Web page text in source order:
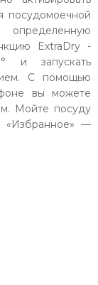
посудомоечной
ExtraDry -
и запускать
С помощью
вы можете
Мойте посуду
«Избранное» —